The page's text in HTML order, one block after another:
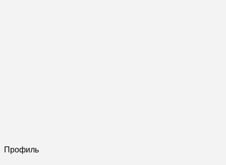
Профиль